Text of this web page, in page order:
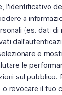
l'identificativo
a
(es. dati di
e
le
sul pubblico.
revocare il tuo